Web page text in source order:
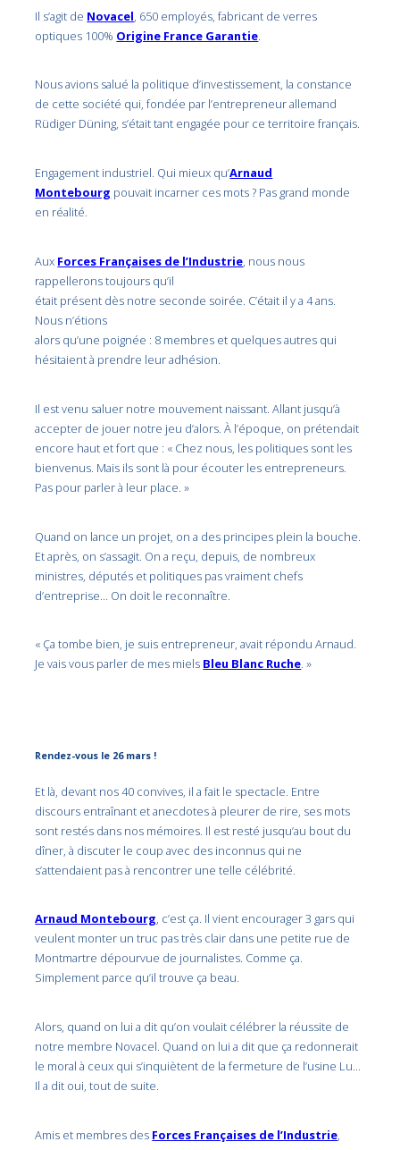
Il s’agit de Novacel , 650 employés, fabricant de verres
optiques 100% Origine France Garantie
Nous avions salué la politique d’investissement, la constance
de cette société qui, fondée par l’entrepreneur allemand
Rüdiger Düning, s’était tant engagée pour ce territoire français.
Engagement industriel. Qui mieux qu’Arnaud
Montebourg pouvait incarner ces mots ? Pas grand monde
en réalité.
Aux Forces Françaises de l’Industrie, nous nous
rappellerons toujours qu’il
était présent dès notre seconde soirée. C’était il y a 4 ans.
Nous n’étions
alors qu’une poignée : 8 membres et quelques autres qui
hésitaient à prendre leur adhésion.
Il est venu saluer notre mouvement naissant. Allant jusqu’à
accepter de jouer notre jeu d’alors. À l’époque, on prétendait
encore haut et fort que : « Chez nous, les politiques sont les
bienvenus. Mais ils sont là pour écouter les entrepreneurs.
Pas pour parler à leur place. »
Quand on lance un projet, on a des principes plein la bouche.
Et après, on s’assagit. On a reçu, depuis, de nombreux
ministres, députés et politiques pas vraiment chefs
d’entreprise… On doit le reconnaître.
« Ça tombe bien, je suis entrepreneur, avait répondu Arnaud.
Je vais vous parler de mes miels Bleu Blanc Ruche. »
Rendez-vous le 26 mars !
Et là, devant nos 40 convives, il a fait le spectacle. Entre
discours entraînant et anecdotes à pleurer de rire, ses mots
sont restés dans nos mémoires. Il est resté jusqu’au bout du
dîner, à discuter le coup avec des inconnus qui ne
s’attendaient pas à rencontrer une telle célébrité.
Arnaud Montebourg, c’est ça. Il vient encourager 3 gars qui
veulent monter un truc pas très clair dans une petite rue de
Montmartre dépourvue de journalistes. Comme ça.
Simplement parce qu’il trouve ça beau.
Alors, quand on lui a dit qu’on voulait célébrer la réussite de
notre membre Novacel. Quand on lui a dit que ça redonnerait
le moral à ceux qui s’inquiètent de la fermeture de l’usine Lu…
Il a dit oui, tout de suite.
Amis et membres des Forces Françaises de l’Industrie,